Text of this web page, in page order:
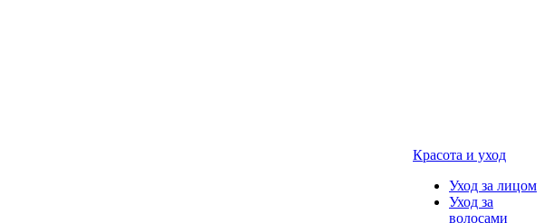
Красота и уход
Уход за лицом
Уход за
волосами